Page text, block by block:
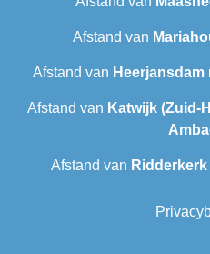
Afstand van
Afstand van Heerjansdam
Afstand van Katwijk (Zuid-
Afstand van Ridderkerk